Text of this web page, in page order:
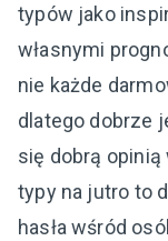
typów jako
własnymi
nie każde
dlatego dobrze
się dobrą opinią
typy na jutro to
hasła wśród